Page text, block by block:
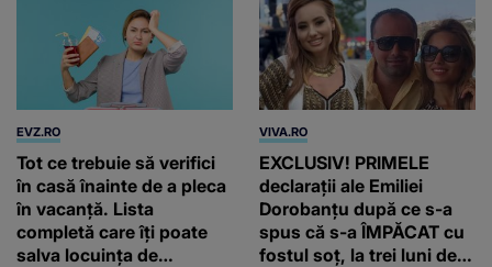
EVZ.RO
Tot ce trebuie să verifici
în casă înainte de a pleca
în vacanță. Lista
completă care îți poate
salva locuința de
VIVA.RO
EXCLUSIV! PRIMELE
declarații ale Emiliei
Dorobanțu după ce s-a
spus că s-a ÎMPĂCAT cu
fostul soț, la trei luni de